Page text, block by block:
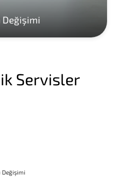
Değişimi
Servisler
Değişimi